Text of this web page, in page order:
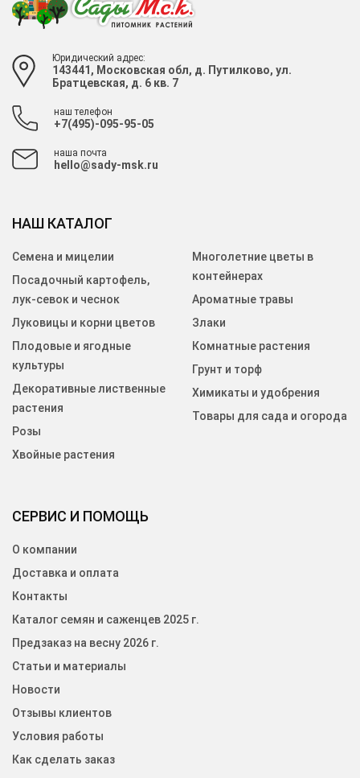
Юридический адрес:
143441, Московская обл, д. Путилково, ул.
Братцевская, д. 6 кв. 7
наш телефон
+7(495)-095-95-05
наша почта
hello@sady-msk.ru
СЕРВИС И ПОМОЩЬ
О компании
Доставка и оплата
Контакты
Каталог семян и саженцев 2025 г.
Предзаказ на весну 2026 г.
Статьи и материалы
Новости
Отзывы клиентов
Условия работы
Как сделать заказ
НАШ КАТАЛОГ
Семена и мицелии
Посадочный картофель,
лук-севок и чеснок
Луковицы и корни цветов
Плодовые и ягодные
культуры
Декоративные лиственные
растения
Розы
Хвойные растения
Многолетние цветы в
контейнерах
Ароматные травы
Злаки
Комнатные растения
Грунт и торф
Химикаты и удобрения
Товары для сада и огорода